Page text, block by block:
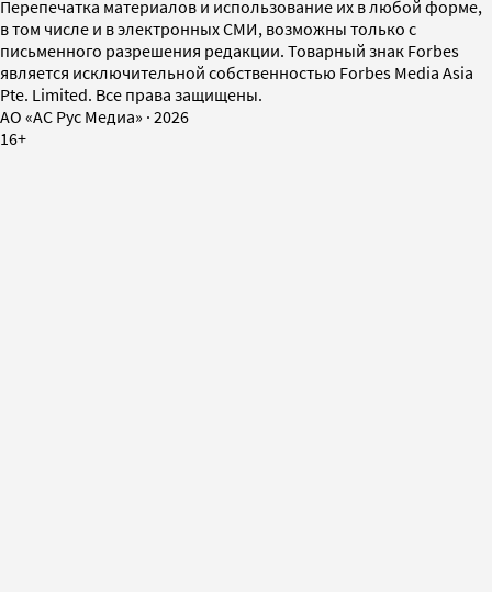
Перепечатка материалов и использование их в любой форме,
в том числе и в электронных СМИ, возможны только с
письменного разрешения редакции. Товарный знак Forbes
является исключительной собственностью Forbes Media Asia
Pte. Limited. Все права защищены.
AO «АС Рус Медиа» · 2026
16+